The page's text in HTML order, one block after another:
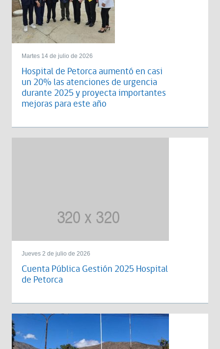
Martes 14 de julio de 2026
Hospital de Petorca aumentó en casi
un 20% las atenciones de urgencia
durante 2025 y proyecta importantes
mejoras para este año
Jueves 2 de julio de 2026
Cuenta Pública Gestión 2025 Hospital
de Petorca